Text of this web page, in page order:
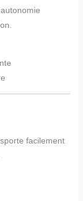
facilement